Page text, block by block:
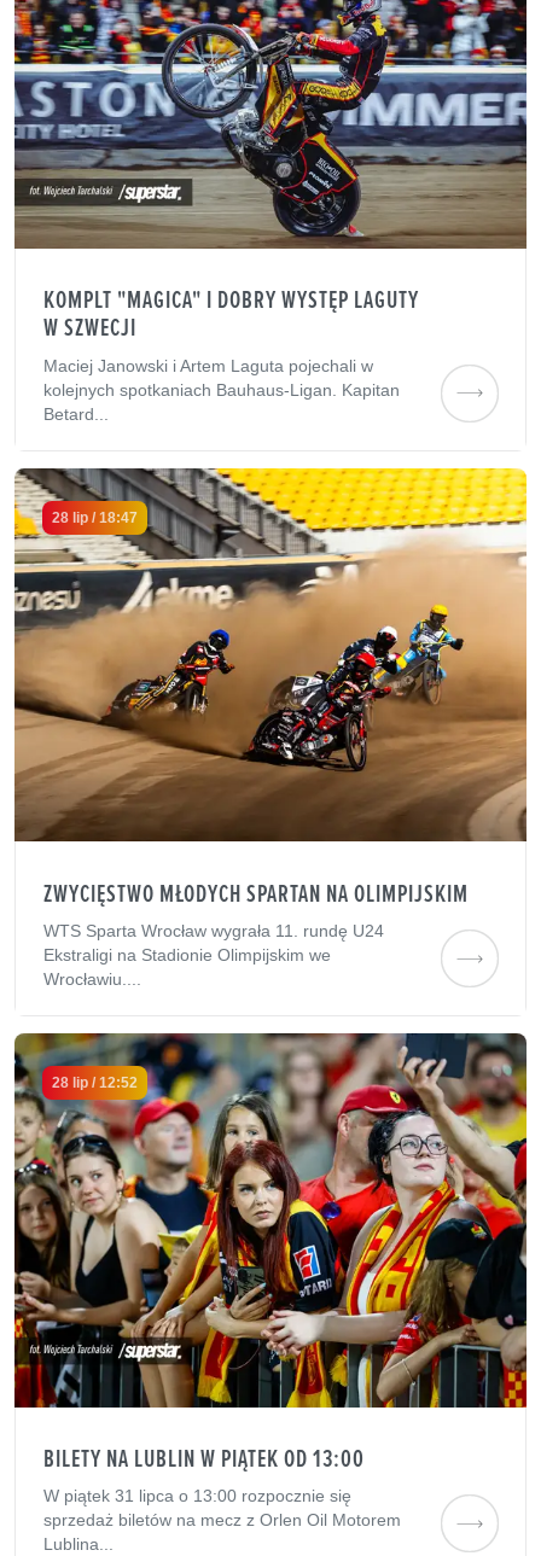
KOMPLT "MAGICA" I DOBRY WYSTĘP LAGUTY
W SZWECJI
Maciej Janowski i Artem Laguta pojechali w
kolejnych spotkaniach Bauhaus-Ligan. Kapitan
Betard...
28 lip / 18:47
ZWYCIĘSTWO MŁODYCH SPARTAN NA OLIMPIJSKIM
WTS Sparta Wrocław wygrała 11. rundę U24
Ekstraligi na Stadionie Olimpijskim we
Wrocławiu....
28 lip / 12:52
BILETY NA LUBLIN W PIĄTEK OD 13:00
W piątek 31 lipca o 13:00 rozpocznie się
sprzedaż biletów na mecz z Orlen Oil Motorem
Lublina...